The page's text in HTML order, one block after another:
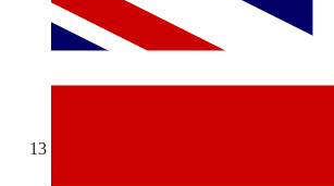
13